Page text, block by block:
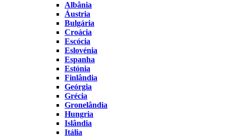
Albânia
Áustria
Bulgária
Croácia
Escócia
Eslovénia
Espanha
Estónia
Finlândia
Geórgia
Grécia
Gronelândia
Hungria
Islândia
Itália